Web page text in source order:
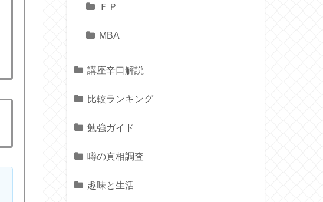
ＦＰ
MBA
講座辛口解説
比較ランキング
勉強ガイド
噂の真相調査
趣味と生活